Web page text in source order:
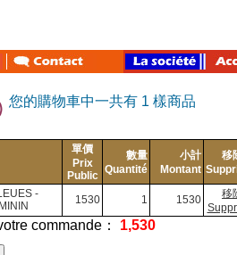
您的購物車中一共有 1 樣商品
單價
Prix
Public
數量
Quantité
小計
Montant
移
-
1530 1 1530
移
commande： 1,530